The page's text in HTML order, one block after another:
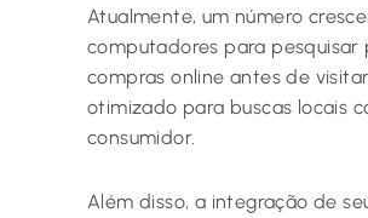
Atualmente, um número
computadores para pesquisar
compras online antes de
otimizado para buscas locais
consumidor.
Além disso, a integração de